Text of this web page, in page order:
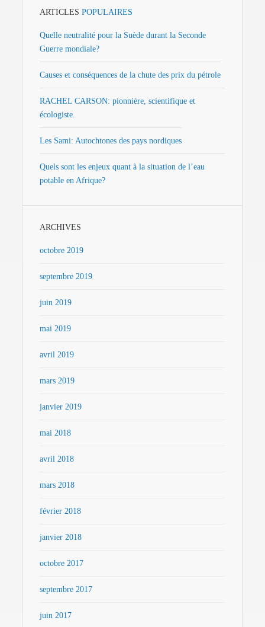
ARTICLES POPULAIRES
Quelle neutralité pour la Suède durant la Seconde
Guerre mondiale?
Causes et conséquences de la chute des prix du pétrole
RACHEL CARSON: pionnière, scientifique et
écologiste.
Les Sami: Autochtones des pays nordiques
Quels sont les enjeux quant à la situation de l’eau
potable en Afrique?
ARCHIVES
octobre 2019
septembre 2019
juin 2019
mai 2019
avril 2019
mars 2019
janvier 2019
mai 2018
avril 2018
mars 2018
février 2018
janvier 2018
octobre 2017
septembre 2017
juin 2017